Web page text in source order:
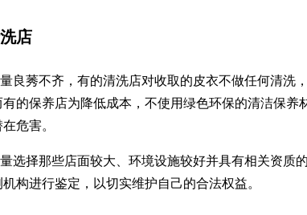
店
良莠不齐，有的清洗店对收取的皮衣不做任何清
的保养店为降低成本，不使用绿色环保的清洁保
危害。
选择那些店面较大、环境设施较好并具有相关资
构进行鉴定，以切实维护自己的合法权益。